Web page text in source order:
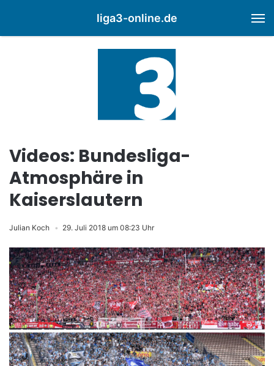
liga3-online.de
Videos: Bundesliga-
Atmosphäre in
Kaiserslautern
Julian Koch 29. Juli 2018 um 08:23 Uhr